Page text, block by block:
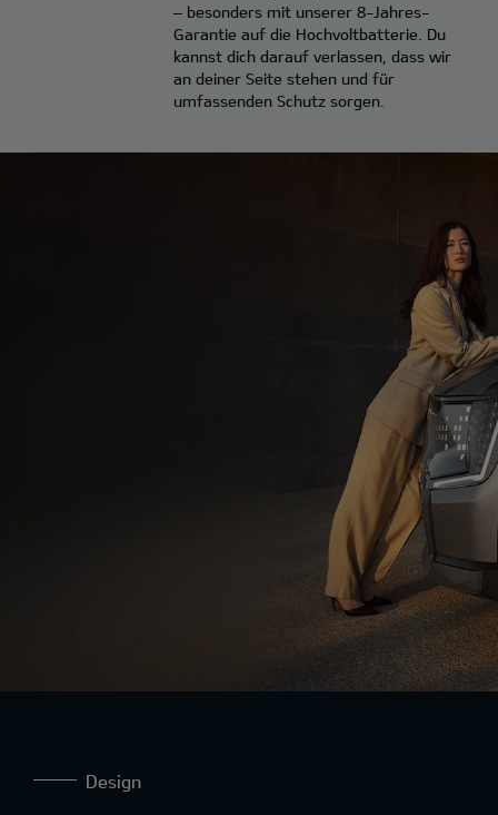
– besonders mit unserer 8-Jahres-
Garantie auf die Hochvoltbatterie. Du
kannst dich darauf verlassen, dass wir
an deiner Seite stehen und für
umfassenden Schutz sorgen.
Design